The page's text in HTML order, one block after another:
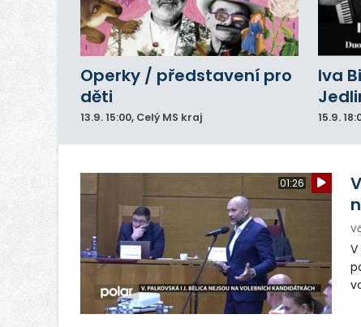
Operky / představení pro
děti
13.9.15:00, Celý MS kraj
Iva
15.9.
01:26